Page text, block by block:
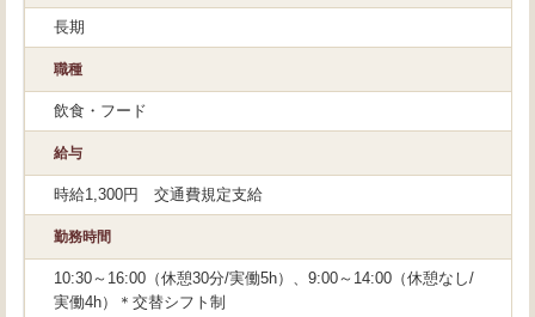
長期
職種
飲食・フード
給与
時給1,300円 交通費規定支給
勤務時間
10:30～16:00（休憩30分/実働5h）、9:00～14:00（休憩なし/
実働4h）＊交替シフト制